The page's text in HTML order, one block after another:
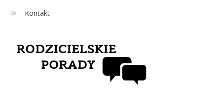
Kontakt